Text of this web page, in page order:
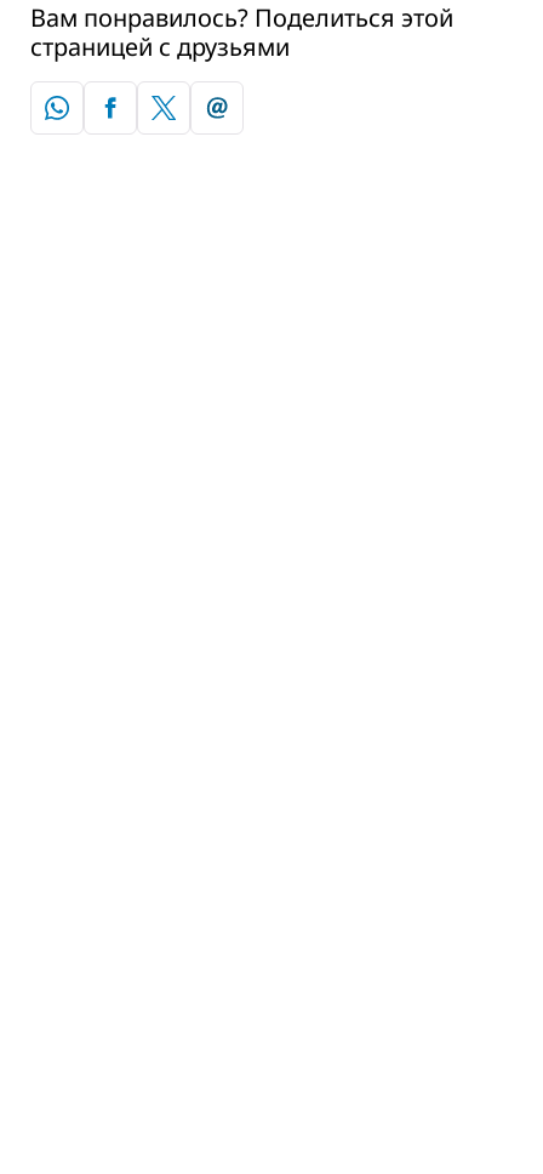
Вам понравилось? Поделиться этой
страницей с друзьями